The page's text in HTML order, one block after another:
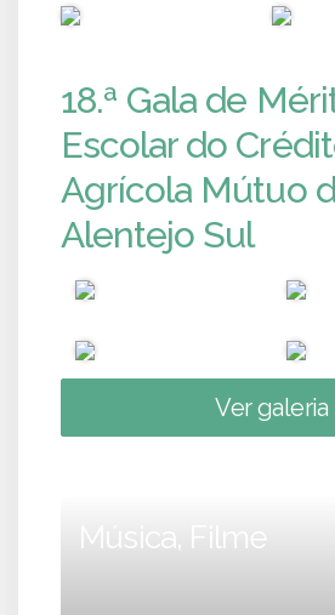
18.ª Gala de
Escolar do
Agrícola Mútuo
Alentejo Sul
Ver galeria
Música, Filme